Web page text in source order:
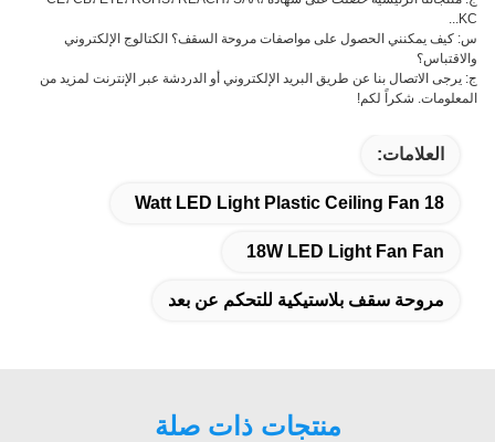
KC...
س: كيف يمكنني الحصول على مواصفات مروحة السقف؟ الكتالوج الإلكتروني
والاقتباس؟
ج: يرجى الاتصال بنا عن طريق البريد الإلكتروني أو الدردشة عبر الإنترنت لمزيد من
المعلومات. شكراً لكم!
العلامات:
18 Watt LED Light Plastic Ceiling Fan
18W LED Light Fan Fan
مروحة سقف بلاستيكية للتحكم عن بعد
منتجات ذات صلة